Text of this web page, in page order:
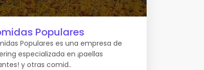
Populares
Populares es una empresa de
especializada en ¡paellas
y otras comid..